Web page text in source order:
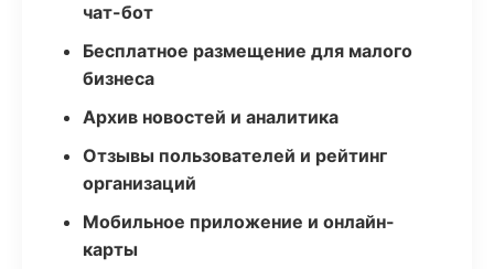
чат-бот
Бесплатное размещение для малого
бизнеса
Архив новостей и аналитика
Отзывы пользователей и рейтинг
организаций
Мобильное приложение и онлайн-
карты